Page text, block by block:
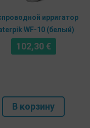
ирригатор
WF-10 (белый)
102,30€
В корзину